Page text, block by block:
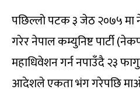
पछिल्लो पटक ३ जेठ २०७५
गरेर नेपाल कम्युनिष्ट पार्टी
महाधिवेशन गर्न नपाउँदै २३
आदेशले एकता भंग गरेपछि